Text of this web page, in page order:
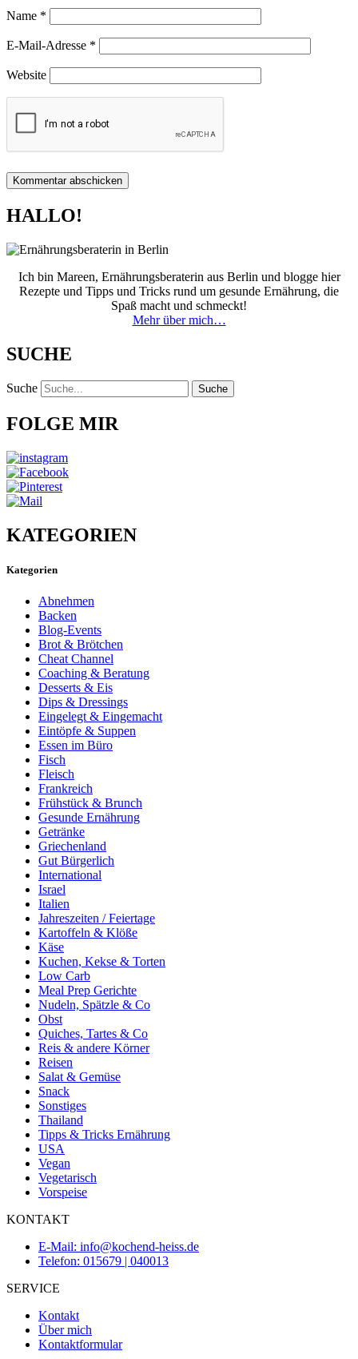
Name *
E-Mail-Adresse *
Website
HALLO!
Ich bin Mareen, Ernährungsberaterin aus Berlin und blogge hier
Rezepte und Tipps und Tricks rund um gesunde Ernährung, die
Spaß macht und schmeckt!
Mehr über mich…
SUCHE
Suche Suche
FOLGE MIR
KATEGORIEN
Kategorien
Abnehmen
Backen
Blog-Events
Brot & Brötchen
Cheat Channel
Coaching & Beratung
Desserts & Eis
Dips & Dressings
Eingelegt & Eingemacht
Eintöpfe & Suppen
Essen im Büro
Fisch
Fleisch
Frankreich
Frühstück & Brunch
Gesunde Ernährung
Getränke
Griechenland
Gut Bürgerlich
International
Israel
Italien
Jahreszeiten / Feiertage
Kartoffeln & Klöße
Käse
Kuchen, Kekse & Torten
Low Carb
Meal Prep Gerichte
Nudeln, Spätzle & Co
Obst
Quiches, Tartes & Co
Reis & andere Körner
Reisen
Salat & Gemüse
Snack
Sonstiges
Thailand
Tipps & Tricks Ernährung
USA
Vegan
Vegetarisch
Vorspeise
KONTAKT
E-Mail: info@kochend-heiss.de
Telefon: 015679 | 040013
SERVICE
Kontakt
Über mich
Kontaktformular